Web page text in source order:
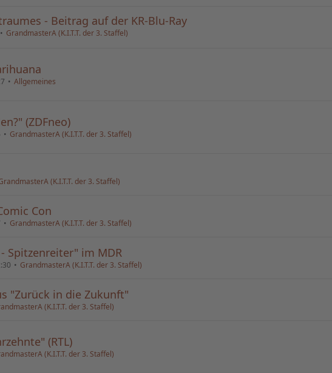
- Beitrag auf der KR-Blu-Ray
GrandmasterA (K.I.T.T. der 3. Staffel)
Allgemeines
(ZDFneo)
GrandmasterA (K.I.T.T. der 3. Staffel)
(K.I.T.T. der 3. Staffel)
Con
GrandmasterA (K.I.T.T. der 3. Staffel)
Spitzenreiter" im MDR
GrandmasterA (K.I.T.T. der 3. Staffel)
"Zurück in die Zukunft"
(K.I.T.T. der 3. Staffel)
(RTL)
(K.I.T.T. der 3. Staffel)